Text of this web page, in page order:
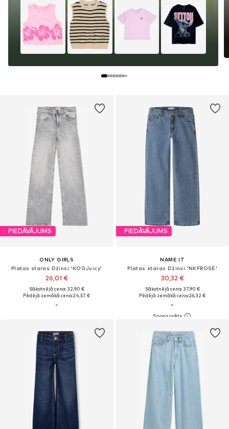
PIEDĀVĀJUMS
ONLY GIRLS
Platas staras Džinsi 'KOGJuicy'
26,01 €
Sākotnējā cena: 32,90 €
Pēdējā zemākā cena:24,57 €
PIEDĀVĀJUMS
NAME IT
Platas staras Džinsi 'NKFROSE'
30,32 €
Sākotnējā cena: 37,90 €
Pēdējā zemākā cena:26,32 €